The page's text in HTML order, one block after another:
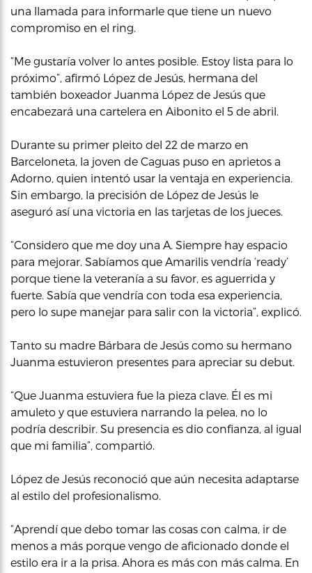
una llamada para informarle que tiene un nuevo
compromiso en el ring.
“Me gustaría volver lo antes posible. Estoy lista para lo
próximo”, afirmó López de Jesús, hermana del
también boxeador Juanma López de Jesús que
encabezará una cartelera en Aibonito el 5 de abril.
Durante su primer pleito del 22 de marzo en
Barceloneta, la joven de Caguas puso en aprietos a
Adorno, quien intentó usar la ventaja en experiencia.
Sin embargo, la precisión de López de Jesús le
aseguró así una victoria en las tarjetas de los jueces.
“Considero que me doy una A. Siempre hay espacio
para mejorar. Sabíamos que Amarilis vendría ‘ready’
porque tiene la veteranía a su favor, es aguerrida y
fuerte. Sabía que vendría con toda esa experiencia,
pero lo supe manejar para salir con la victoria”, explicó.
Tanto su madre Bárbara de Jesús como su hermano
Juanma estuvieron presentes para apreciar su debut.
“Que Juanma estuviera fue la pieza clave. Él es mi
amuleto y que estuviera narrando la pelea, no lo
podría describir. Su presencia es dio confianza, al igual
que mi familia”, compartió.
López de Jesús reconoció que aún necesita adaptarse
al estilo del profesionalismo.
“Aprendí que debo tomar las cosas con calma, ir de
menos a más porque vengo de aficionado donde el
estilo era ir a la prisa. Ahora es más con más calma. En